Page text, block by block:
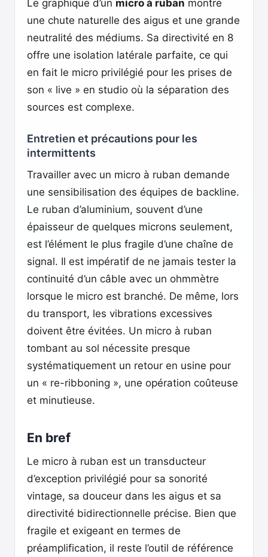
Le graphique d’un micro à ruban montre
une chute naturelle des aigus et une grande
neutralité des médiums. Sa directivité en 8
offre une isolation latérale parfaite, ce qui
en fait le micro privilégié pour les prises de
son « live » en studio où la séparation des
sources est complexe.
Entretien et précautions pour les
intermittents
Travailler avec un micro à ruban demande
une sensibilisation des équipes de backline.
Le ruban d’aluminium, souvent d’une
épaisseur de quelques microns seulement,
est l’élément le plus fragile d’une chaîne de
signal. Il est impératif de ne jamais tester la
continuité d’un câble avec un ohmmètre
lorsque le micro est branché. De même, lors
du transport, les vibrations excessives
doivent être évitées. Un micro à ruban
tombant au sol nécessite presque
systématiquement un retour en usine pour
un « re-ribboning », une opération coûteuse
et minutieuse.
En bref
Le micro à ruban est un transducteur
d’exception privilégié pour sa sonorité
vintage, sa douceur dans les aigus et sa
directivité bidirectionnelle précise. Bien que
fragile et exigeant en termes de
préamplification, il reste l’outil de référence